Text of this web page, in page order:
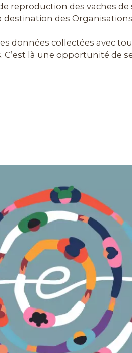
reproduction des vaches de
destination des
données collectées avec
là une opportunité de